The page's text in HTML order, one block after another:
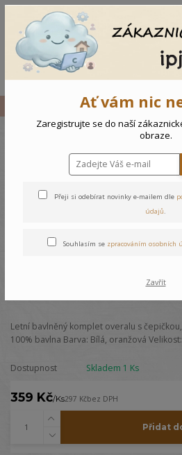
Kojenecký komplet Koala -
Kojenecký
Letní bavlněný komplet overalu s
100% bavlna Barva: Bílá, oranžová
Dostupnost Skladem 1 Ks
359 Kč/Ks297 Kčbez DPH
Přidat
Ať vám nic
Zaregistrujte se do naší
obraze.
Přeji si odebírat novinky e-mailem dle
údajů.
Souhlasím se zpracováním osobních
Zavřít